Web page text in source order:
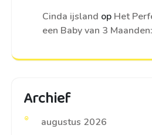
Cinda ijsland op Het
een Baby van 3
Archief
augustus 2026